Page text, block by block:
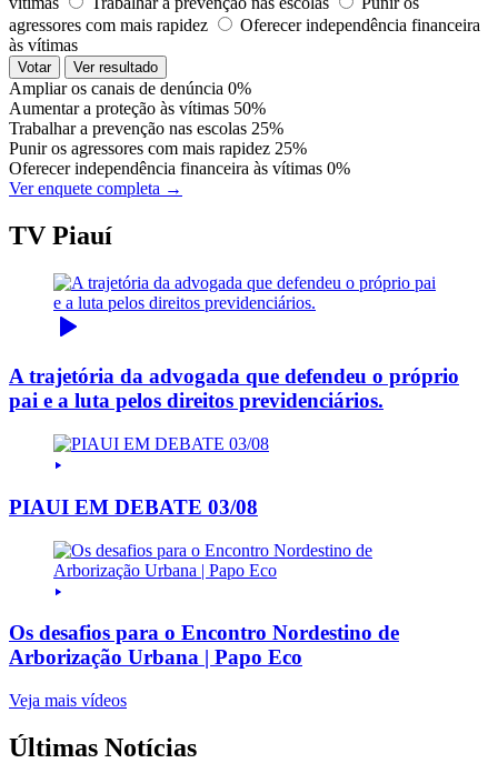
agressores com mais rapidez
Oferecer independência financeira
às vítimas
Votar Ver resultado
Ampliar os canais de denúncia 0%
Aumentar a proteção às vítimas 50%
Trabalhar a prevenção nas escolas 25%
Punir os agressores com mais rapidez 25%
Oferecer independência financeira às vítimas 0%
Ver enquete completa →
TV Piauí
A trajetória da advogada que defendeu o próprio
pai e a luta pelos direitos previdenciários.
PIAUI EM DEBATE 03/08
Os desafios para o Encontro Nordestino de
Arborização Urbana | Papo Eco
Veja mais vídeos
Últimas Notícias